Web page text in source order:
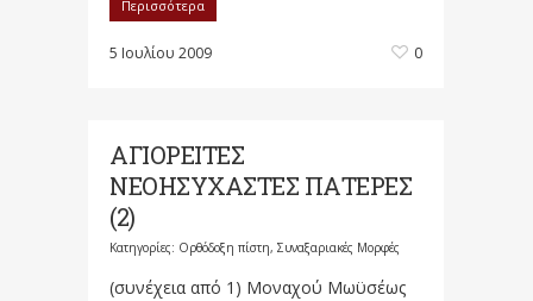
Περισσότερα
5 Ιουλίου 2009 0
ΑΓΙΟΡΕΙΤΕΣ
ΝΕΟΗΣΥΧΑΣΤΕΣ ΠΑΤΕΡΕΣ
(2)
Κατηγορίες: Ορθόδοξη πίστη, Συναξαριακές Μορφές
(συνέχεια από 1) Μοναχού Μωϋσέως